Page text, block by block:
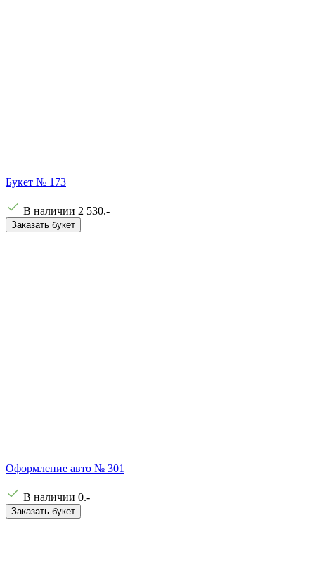
Букет № 173
В наличии 2 530.-
Заказать букет
Оформление авто № 301
В наличии 0.-
Заказать букет